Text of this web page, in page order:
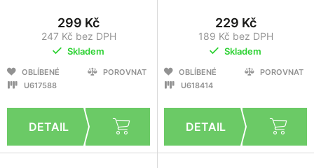
299 Kč
247 Kč bez DPH
Skladem
OBLÍBENÉ
POROVNAT
U617588
229 Kč
189 Kč bez DPH
Skladem
OBLÍBENÉ
POROVNAT
U618414